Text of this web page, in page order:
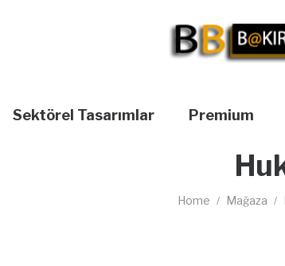
Sektörel Tasarımlar Premium
Home / Mağaza /